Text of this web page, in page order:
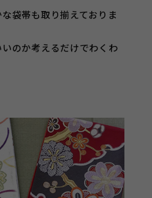
袋帯も取り揃えておりま
のか考えるだけでわくわ